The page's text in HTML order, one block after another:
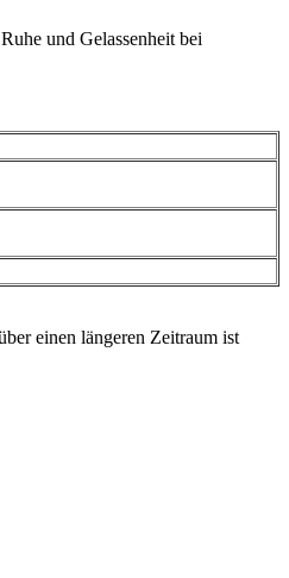
und Gelassenheit bei
einen längeren Zeitraum ist